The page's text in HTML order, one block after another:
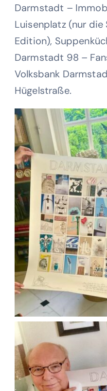
Darmstadt –
Luisenplatz (nur
Edition),
Darmstadt 98 –
Volksbank
Hügelstraße.